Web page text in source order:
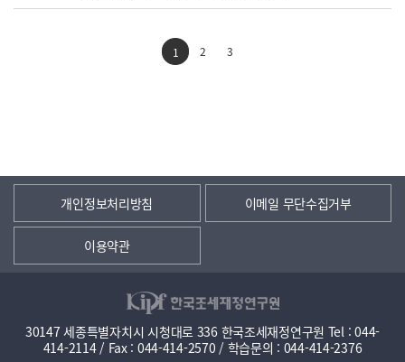
1 2 3
개인정보처리방침 이메일 무단수집거부
이용약관
30147 세종특별자치시 시청대로 336 한국조세재정연구원 Tel : 044-
414-2114 / Fax : 044-414-2570 / 학습문의 : 044-414-2376